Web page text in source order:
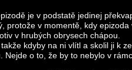
je v podstatě jedinej
protože v momentě, kdy
v hrubých obrysech chápou.
kdyby na ni vlítl a skolil ji k
o to, že by to nebylo v